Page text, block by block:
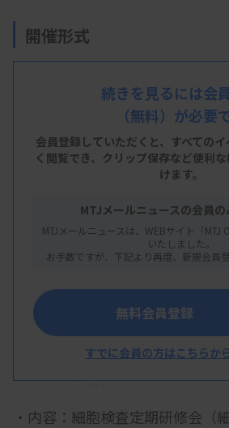
開催形式
現地開催
神戸大学医学部基礎南棟地
主 催
概 要
【プログラム】
・内容：細胞検査定期研修会（
続きを見るには会
（無料）が必要
会員登録していただくと、すべての
く閲覧でき、 クリップ保存など便利
けます。
MTJメールニュースの会員
MTJメールニュースは、WEBサイト「MTJ
いたしました。
お手数ですが、下記より再度、新規会員
無料会員登録
すでに会員の方はこちらか